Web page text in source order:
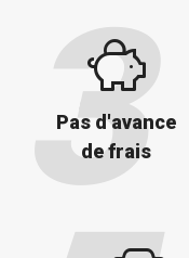
Pas d'avance
de frais